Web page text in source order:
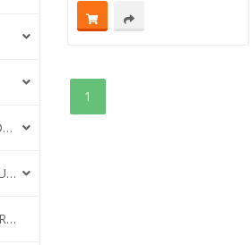
TEHER-ERŐGÉP-MOZDONY TÖMÍTÉS
MOTORKERÉKPÁR-GOKART-QUAD-CSÓNAKMOTOR TÖMÍTÉS
MODELLEZÉS-TECHNIKAI SPORT-MODELLSPORT
1